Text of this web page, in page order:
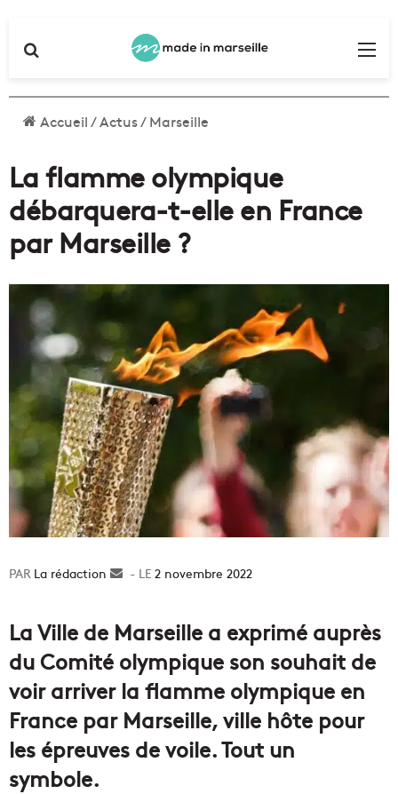
Accueil/Actus/Marseille
La flamme olympique
débarquera-t-elle en France
par Marseille ?
La rédaction
Envoyer2 novembre 2022
La Ville de Marseille a exprimé auprès
du Comité olympique son souhait de
voir arriver la flamme olympique en
France par Marseille, ville hôte pour
les épreuves de voile. Tout un
symbole.